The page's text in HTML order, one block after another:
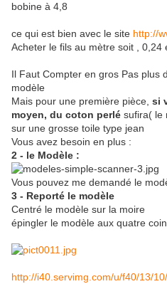
bobine à 4,8
ce qui est bien avec le site http://
Acheter le fils au mètre soit , 0,24
Il Faut Compter en gros Pas plus
modèle
Mais pour une première pièce, si
moyen, du coton perlé sufira( le
sur une grosse toile type jean
Vous avez besoin en plus :
2 - le Modèle :
Vous pouvez me demandé le
3 - Reporté le modèle
Centré le modèle sur la moire
épingler le modèle aux quatre
http://i40.servimg.com/u/f40/13/